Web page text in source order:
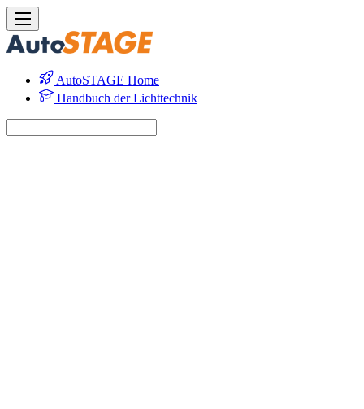
AutoSTAGE Home
Handbuch der Lichttechnik